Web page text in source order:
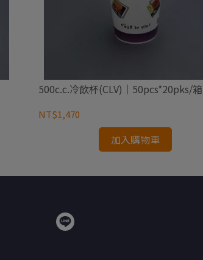
500c.c.冷飲杯(CLV)｜50pcs*20pks/箱
NT$1,470
加入購物車